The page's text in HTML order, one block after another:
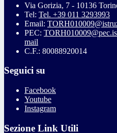
Via Gorizia, 7 - 10136
Tel: Tel. +39 011 3293993
Email:
PEC:
mail
C.F.: 80088920014
Seguici su
Facebook
Youtube
Instagram
Sezione Link Utili